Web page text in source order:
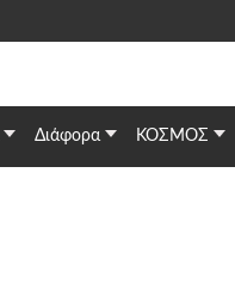
Διάφορα ΚΟΣΜΟΣ